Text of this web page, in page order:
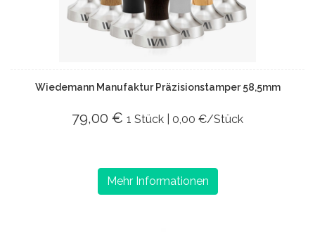
Wiedemann Manufaktur Präzisionstamper 58,5mm
79,00 € 1 Stück | 0,00 €/Stück
Mehr Informationen